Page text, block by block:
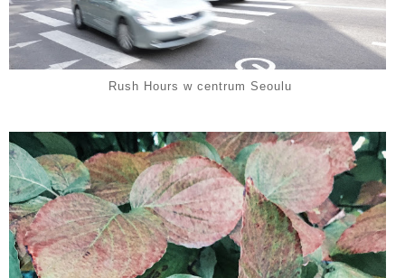
Rush Hours w centrum Seoulu